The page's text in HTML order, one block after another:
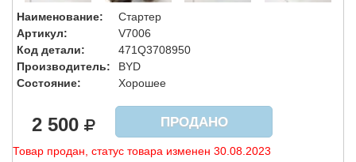
Наименование:
Стартер
Артикул:
V7006
Код детали:
471Q3708950
Производитель:
BYD
Состояние:
Хорошее
2 500 ПРОДАНО
Товар продан, статус товара изменен 30.08.2023